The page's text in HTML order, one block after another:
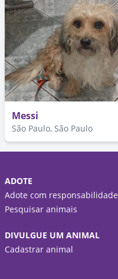
Messi
São Paulo, São Paulo
ADOTE
Adote com responsabilidade
Pesquisar animais
DIVULGUE UM ANIMAL
Cadastrar animal